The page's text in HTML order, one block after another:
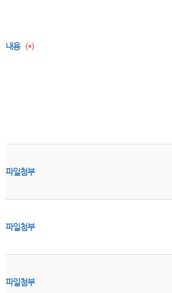
내용 (*)
파일첨부
파일첨부
파일첨부